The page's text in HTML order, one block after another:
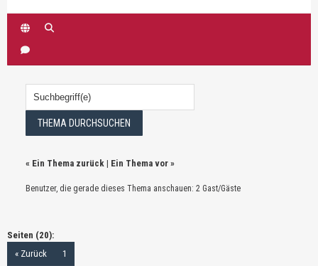
« Ein Thema zurück | Ein Thema vor »
Benutzer, die gerade dieses Thema anschauen: 2 Gast/Gäste
Seiten (20):
« Zurück
1